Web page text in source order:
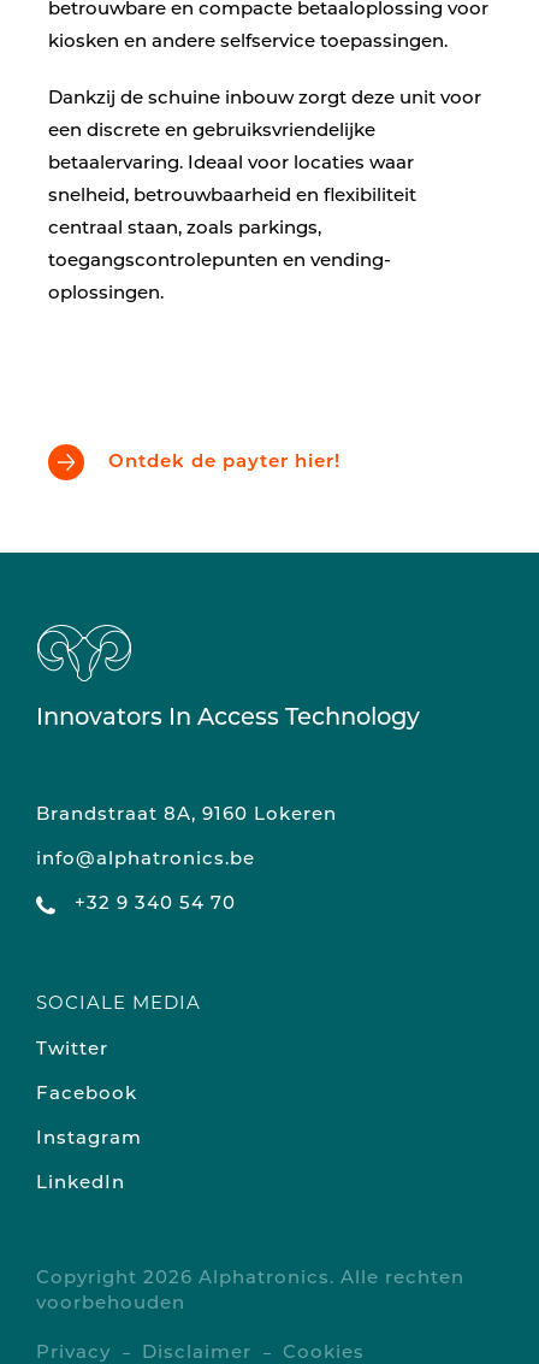
betrouwbare en compacte betaaloplossing voor
kiosken en andere selfservice toepassingen.
Dankzij de schuine inbouw zorgt deze unit voor
een discrete en gebruiksvriendelijke
betaalervaring. Ideaal voor locaties waar
snelheid, betrouwbaarheid en flexibiliteit
centraal staan, zoals parkings,
toegangscontrolepunten en vending-
oplossingen.
Ontdek de payter hier!
Innovators In Access Technology
Brandstraat 8A, 9160 Lokeren
info@alphatronics.be
+32 9 340 54 70
SOCIALE MEDIA
Twitter
Facebook
Instagram
LinkedIn
Copyright 2026 Alphatronics. Alle rechten
voorbehouden
Privacy Disclaimer Cookies